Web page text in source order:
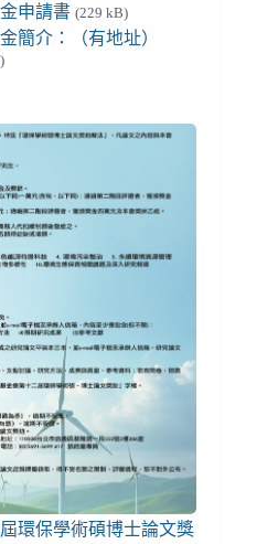
申請書 (229 kB)
簡介：（有地址）
環保學術碩博士論文獎